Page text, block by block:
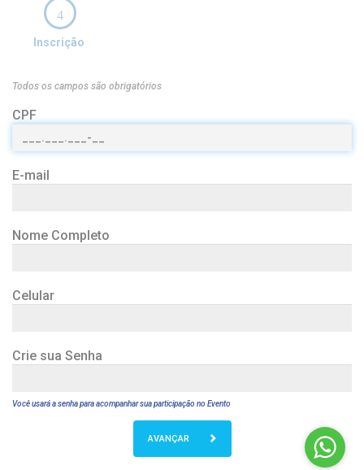
4
Inscrição
Todos os campos são obrigatórios
CPF
E-mail
Nome Completo
Celular
Crie sua Senha
Você usará a senha para acompanhar sua participação no Evento
AVANÇAR